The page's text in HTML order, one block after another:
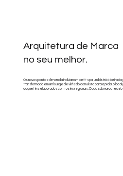
Arquitetura de Marca
no seu melhor.
Os novos pontos de venda incluíam um petit spa, um bistrô à beira
transformado em um lounge de vinhedo com vista para a praia, o
coquetéis elaborados com rosés regionais. Cada submarca